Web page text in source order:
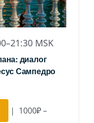
–21:30 MSK
диалог
Сампедро
| 1000₽ –